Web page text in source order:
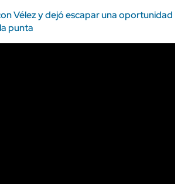
Vélez y dejó escapar una oportunidad
punta